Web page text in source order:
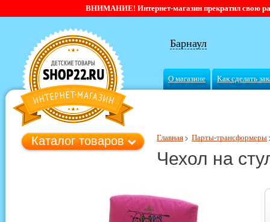
ВНИМАНИЕ! Интернет-магазин прекратил свою
Барнаул
О магазине Как сделать
Главная Парты-трансформеры
Чехол на
Каталог товаров